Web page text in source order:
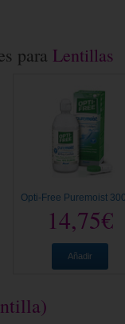
para Lentillas
Opti-Free Puremoist
14,75€
Añadir